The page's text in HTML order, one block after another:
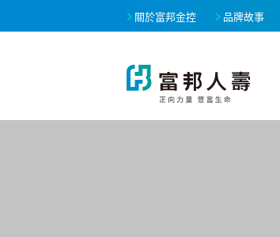
關於富邦金控 品牌故事